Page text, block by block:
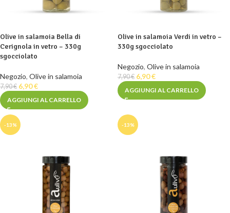
Olive in salamoia Bella di
Cerignola in vetro – 330g
sgocciolato
Negozio, Olive in salamoia
7,90€ 6,90€
AGGIUNGI AL CARRELLO
Olive in salamoia Verdi in vetro –
330g sgocciolato
Negozio, Olive in salamoia
7,90€ 6,90€
AGGIUNGI AL CARRELLO
-13% -13%